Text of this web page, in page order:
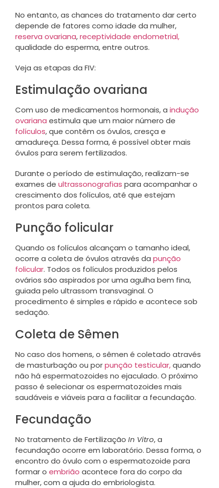
No entanto, as chances do tratamento dar certo
depende de fatores como idade da mulher,
reserva ovariana,receptividade endometrial,
qualidade do esperma, entre outros.
Veja as etapas da FIV:
Estimulação ovariana
Com uso de medicamentos hormonais, a indução
ovariana estimula que um maior número de
folículos, que contêm os óvulos, cresça e
amadureça. Dessa forma, é possível obter mais
óvulos para serem fertilizados.
Durante o período de estimulação, realizam-se
exames de ultrassonografias para acompanhar o
crescimento dos folículos, até que estejam
prontos para coleta.
Punção folicular
Quando os folículos alcançam o tamanho ideal,
ocorre a coleta de óvulos através da punção
folicular. Todos os folículos produzidos pelos
ovários são aspirados por uma agulha bem fina,
guiada pelo ultrassom transvaginal. O
procedimento é simples e rápido e acontece sob
sedação.
Coleta de Sêmen
No caso dos homens, o sêmen é coletado através
de masturbação ou porpunção testicular,quando
não há espermatozoides no ejaculado. O próximo
passo é selecionar os espermatozoides mais
saudáveis e viáveis para a facilitar a fecundação.
Fecundação
No tratamento de Fertilização In Vitro, a
fecundação ocorre em laboratório. Dessa forma, o
encontro do óvulo com o espermatozoide para
formar o embrião acontece fora do corpo da
mulher, com a ajuda do embriologista.